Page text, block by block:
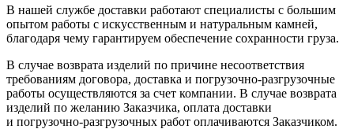
В нашей службе доставки работают специалисты с большим
опытом работы с искусственным и натуральным камней,
благодаря чему гарантируем обеспечение сохранности груза.
В случае возврата изделий по причине несоответствия
требованиям договора, доставка и погрузочно-разгрузочные
работы осуществляются за счет компании. В случае возврата
изделий по желанию Заказчика, оплата доставки
и погрузочно-разгрузочных работ оплачиваются Заказчиком.